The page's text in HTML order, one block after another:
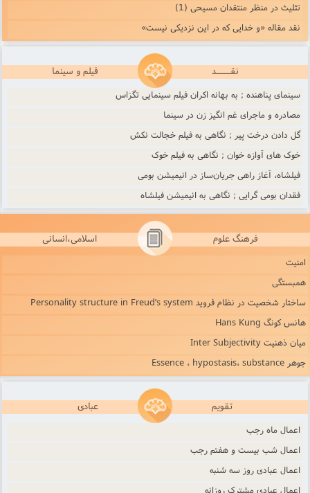
تثلیث در منظر منتقدان مسیحی (1)
نقد مقاله «و خدایی که در این نزدیکی نیست»
نقـــــد فیلم و سینما
سینمای پناهنده ; به بهانه اکران فیلم سینمایی تگزاس
مصادره و ماجرای غم انگیز زن در سینما
گل دادن درخت پیر ; نگاهی به فیلم خجالت نکش
خوک های آوازه خوان ; نگاهی به فیلم خوک
فیلشاه، آغاز راهی جریان‌ساز در انیمیشن بومی
فقدان بومی گرایی ; نگاهی به انیمیشن فیلشاه
فرهنگ علوم اسلامی،انسانی
امنیت
همبستگی
ساختار شخصیت در نظام فروید Personality structure in Freud’s system
هانس کونگ Hans Kung
میان ذهنیت Inter Subjectivity
جوهر Essence ، hypostasis، substance
تقویم عبادی
اعمال ماه رجب
اعمال شب بیست و هفتم رجب‌
اعمال عبادی روز سه‌ شنبه‌
اعمال عبادى مشترک روزانه‌